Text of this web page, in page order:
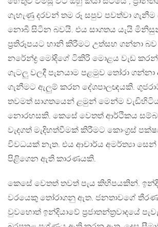
ගැහැණු දරවන් තම රූ සපුව පවත්වා ගැනීම
නොබී සිටින බවයි. එය සාගතය යැයි
ප්‍රතිරූපයට හානි කිරීමට උත්සහ ගන්නා
නරේන්ද්‍ර මෝදිගේ ටිකිරි මොළය වැඩ
ගැටලු වලදී පැනයාම පළමුව තෝරා ගන්නා
ගැනීමට ඇලුම් කරන දේශපාලඥයකි.
තවමත් සාගතයෙන් ළමුන් මෙන්ම
නොරහසකි. කෙසේ වෙතත් ආර්ථිකය
වැදගත් මැදිහත්වීමක් කිරීමට කොංග්‍රස්
විවධයක් නැත. එය ආචාර්ය අමර්ත්‍යා සෙන්
පිළිගෙන ඇති කාරණයකි.
කෙසේ වෙතත් තවත් පැය කිහිපයකින්.
වරයෙකු තෝරාගනු ඇත. ජනතාවගේ
වුවහොත් ඉන්දියාවේ ප්‍රජාතන්ත්‍රවාදයේ